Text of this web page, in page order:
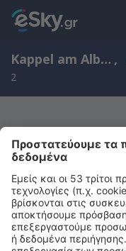
Kappel am Albis, Zurich, Ελβετία ,
2
Μας
Προσπαθήστε να κάνετε